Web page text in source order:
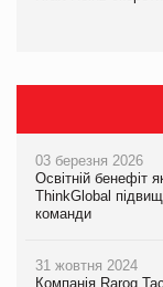
03 березня 2026
Освітній бенефіт
ThinkGlobal
команди
31 жовтня 2024
Компанія Rarog